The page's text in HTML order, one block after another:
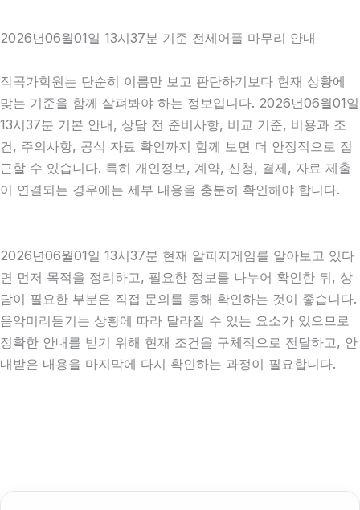
2026년06월01일 13시37분 기준 전세어플 마무리 안내
작곡가학원는 단순히 이름만 보고 판단하기보다 현재 상황에
맞는 기준을 함께 살펴봐야 하는 정보입니다. 2026년06월01일
13시37분 기본 안내, 상담 전 준비사항, 비교 기준, 비용과 조
건, 주의사항, 공식 자료 확인까지 함께 보면 더 안정적으로 접
근할 수 있습니다. 특히 개인정보, 계약, 신청, 결제, 자료 제출
이 연결되는 경우에는 세부 내용을 충분히 확인해야 합니다.
2026년06월01일 13시37분 현재 알피지게임를 알아보고 있다
면 먼저 목적을 정리하고, 필요한 정보를 나누어 확인한 뒤, 상
담이 필요한 부분은 직접 문의를 통해 확인하는 것이 좋습니다.
음악미리듣기는 상황에 따라 달라질 수 있는 요소가 있으므로
정확한 안내를 받기 위해 현재 조건을 구체적으로 전달하고, 안
내받은 내용을 마지막에 다시 확인하는 과정이 필요합니다.